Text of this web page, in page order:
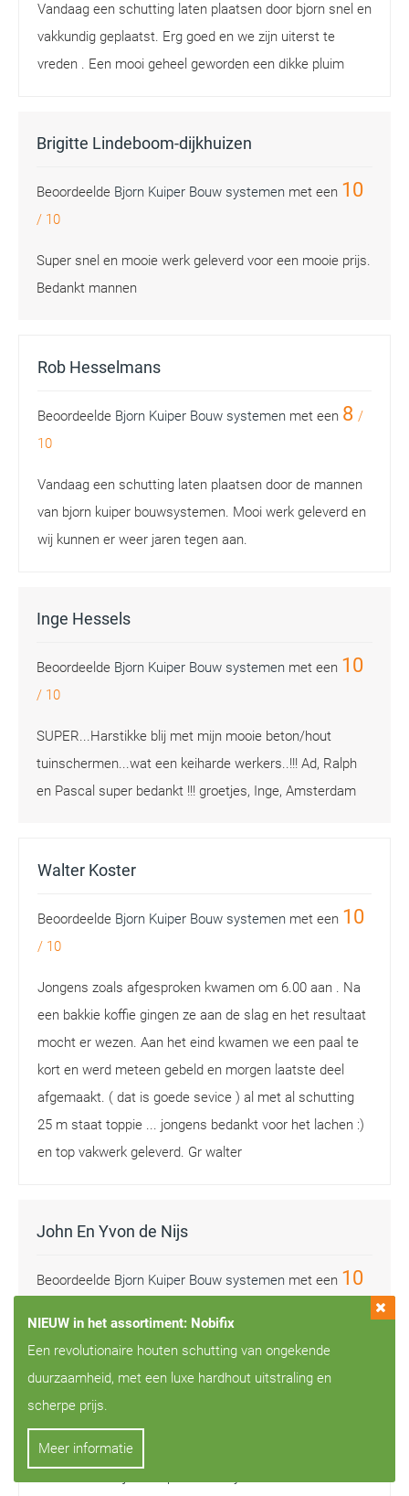
Vandaag een schutting laten plaatsen door bjorn snel en
vakkundig geplaatst. Erg goed en we zijn uiterst te
vreden . Een mooi geheel geworden een dikke pluim
Brigitte Lindeboom-dijkhuizen
Beoordeelde Bjorn Kuiper Bouw systemen met een 10
/ 10
Super snel en mooie werk geleverd voor een mooie prijs.
Bedankt mannen
Rob Hesselmans
Beoordeelde Bjorn Kuiper Bouw systemen met een 8 /
10
Vandaag een schutting laten plaatsen door de mannen
van bjorn kuiper bouwsystemen. Mooi werk geleverd en
wij kunnen er weer jaren tegen aan.
Inge Hessels
Beoordeelde Bjorn Kuiper Bouw systemen met een 10
/ 10
SUPER...Harstikke blij met mijn mooie beton/hout
tuinschermen...wat een keiharde werkers..!!! Ad, Ralph
en Pascal super bedankt !!! groetjes, Inge, Amsterdam
Walter Koster
Beoordeelde Bjorn Kuiper Bouw systemen met een 10
/ 10
Jongens zoals afgesproken kwamen om 6.00 aan . Na
een bakkie koffie gingen ze aan de slag en het resultaat
mocht er wezen. Aan het eind kwamen we een paal te
kort en werd meteen gebeld en morgen laatste deel
afgemaakt. ( dat is goede sevice ) al met al schutting
25 m staat toppie ... jongens bedankt voor het lachen :)
en top vakwerk geleverd. Gr walter
John En Yvon de Nijs
Beoordeelde Bjorn Kuiper Bouw systemen met een 10
Snelle levering, werken keurig
Nel V Slooten de Nijs
NIEUW in het assortiment: Nobifix
Een revolutionaire houten schutting van ongekende
duurzaamheid, met een luxe hardhout uitstraling en
scherpe prijs.
Meer informatie